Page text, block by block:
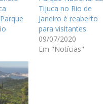
Tijuca no Rio de
Janeiro é reaberto
para visitantes
09/07/2020
Em "Notícias"